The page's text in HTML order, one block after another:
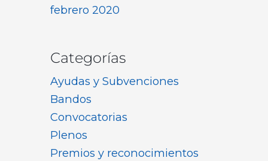
febrero 2020
Categorías
Ayudas y Subvenciones
Bandos
Convocatorias
Plenos
Premios y reconocimientos